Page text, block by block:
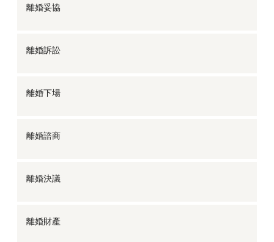
離婚妥協
離婚訴訟
離婚下場
離婚諮商
離婚決議
離婚財產